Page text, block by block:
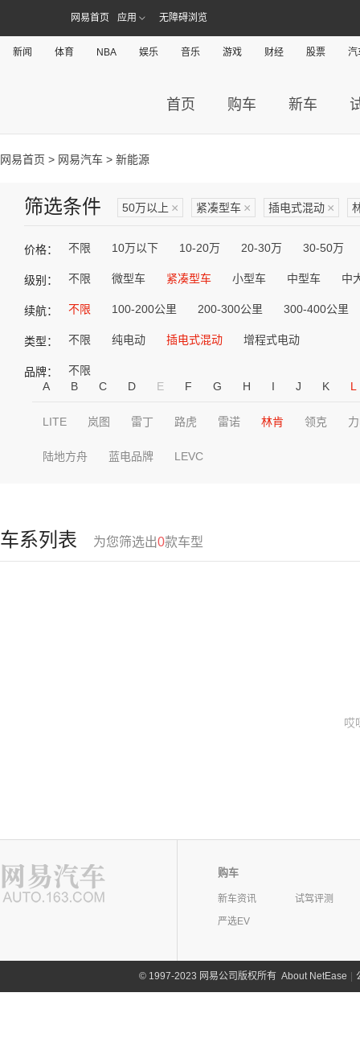
网易首页 应用 无障碍浏览
新闻 体育 NBA 娱乐 音乐 游戏 财经 股票 汽
首页 购车 新车
网易首页 > 网易汽车 > 新能源
筛选条件 50万以上 × 紧凑型车 × 插电式混动 ×
价格： 不限 10万以下 10-20万 20-30万 30-50万
级别： 不限 微型车 紧凑型车 小型车 中型车 中
续航： 不限 100-200公里 200-300公里 300-400公里
类型： 不限 纯电动 插电式混动 增程式电动
品牌：
不限
A
B C D E F G H I J K L
LITE 岚图 雷丁 路虎 雷诺 林肯 领克
陆地方舟 蓝电品牌 LEVC
车系列表 为您筛选出0款车型
哎
购车
新车资讯
试驾评测
严选EV
©1997-2023 网易公司版权所有 About NetEase